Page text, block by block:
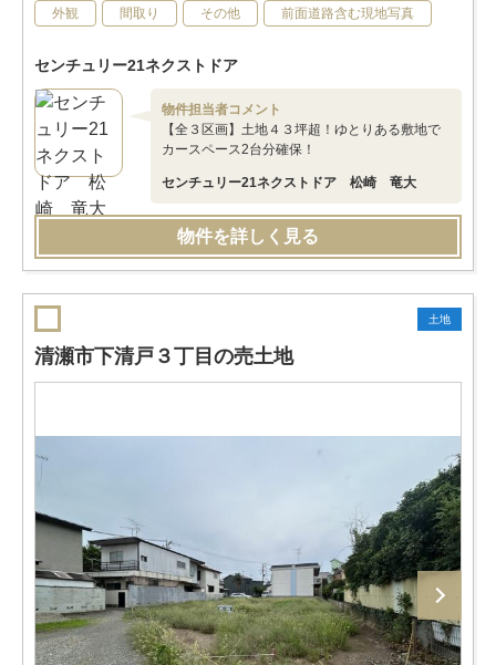
外観 間取り その他 前面道路含む現地写真
センチュリー21ネクストドア
物件担当者コメント
【全３区画】土地４３坪超！ゆとりある敷地で
カースペース2台分確保！
センチュリー21ネクストドア 松崎 竜大
物件を詳しく見る
土地
清瀬市下清戸３丁目の売土地